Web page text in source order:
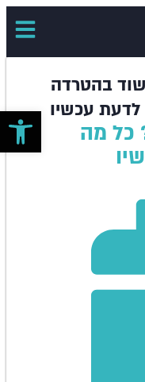
בהטרדה
עכשיו
כל מה
פתח